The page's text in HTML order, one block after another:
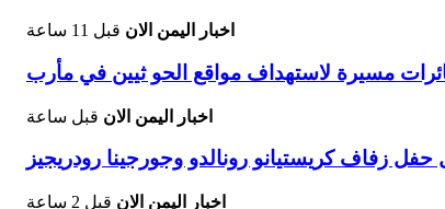
اخبار اليمن الان قبل 11 ساعة
مسيرة لاستهداف مواقع الحو ثيين في مأرب
اخبار اليمن الان قبل ساعة
حفل زفاف كريستيانو رونالدو وجورجينا رودريجيز
اخبار اليمن الان قبل 2 ساعة